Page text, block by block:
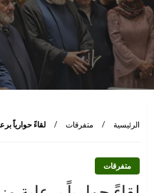
الرئيسية متفرقات لقاءً حوارياً
متفرقات